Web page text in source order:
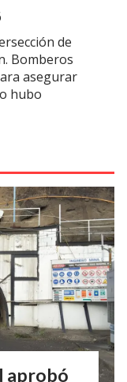
de
Bomberos
asegurar
hubo
aprobó